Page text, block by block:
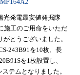
光発電最安値発掘隊
施工のご用命をいただ
がとうございました。
243B91を10枚、長
を1枚設置し、
テムとなりました。